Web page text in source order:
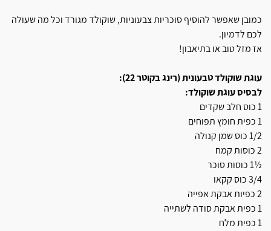
כמובן שאפשר להוסיף סוכריות צבעוניות, שוקולד מגורד וכל מה שעולה
לכם לדמיון.
אז מזל טוב או בתיאבון!
עוגת שוקולד טבעונית (רינג בקוטר 22):
לבסיס עוגת שוקולד:
1 כוס חלב שקדים
1 כפית חומץ תפוחים
1/2 כוס שמן קנולה
2 כוסות קמח
½1 כוסות סוכר
3/4 כוס קקאו
2 כפיות אבקת אפייה
1 כפית אבקת סודה לשתייה
1 כפית מלח